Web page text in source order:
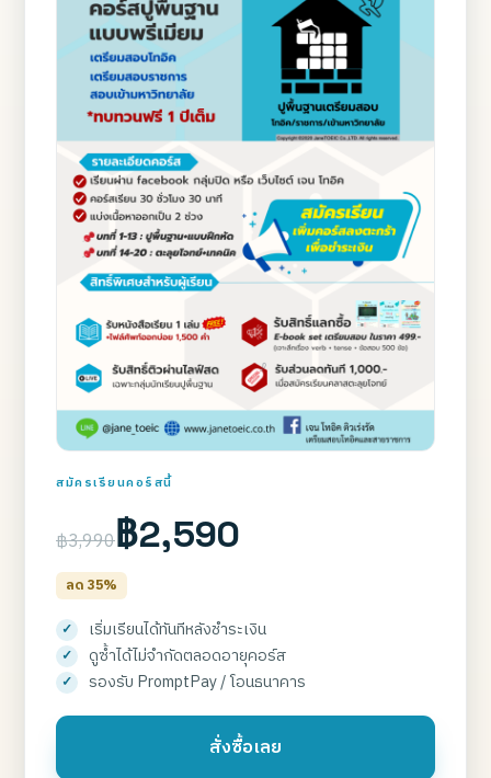
สมัครเรียนคอร์สนี้
฿3,990฿2,590
ลด 35%
เริ่มเรียนได้ทันทีหลังชำระเงิน
ดูซ้ำได้ไม่จำกัดตลอดอายุคอร์ส
รองรับ PromptPay / โอนธนาคาร
สั่งซื้อเลย